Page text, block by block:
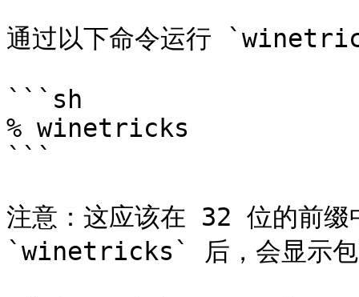
通过以下命令运行
```sh
% winetricks
```
注意：这应该在 32 位的前
`winetricks` 后，会显示包